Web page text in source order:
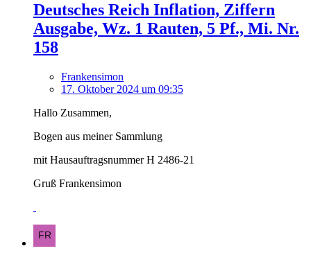
Deutsches Reich Inflation, Ziffern
Ausgabe, Wz. 1 Rauten, 5 Pf., Mi. Nr.
158
Frankensimon
17. Oktober 2024 um 09:35
Hallo Zusammen,
Bogen aus meiner Sammlung
mit Hausauftragsnummer H 2486-21
Gruß Frankensimon